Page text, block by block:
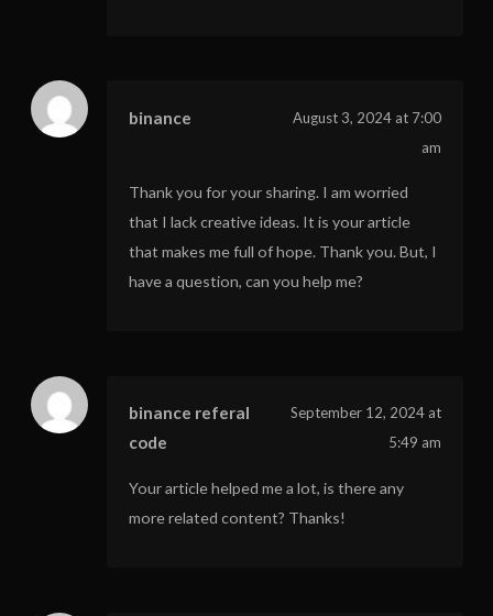
binance
August 3, 2024 at 7:00
am
Thank you for your sharing. I am worried
that I lack creative ideas. It is your article
that makes me full of hope. Thank you. But, I
have a question, can you help me?
binance referal
code
September 12, 2024 at
5:49 am
Your article helped me a lot, is there any
more related content? Thanks!